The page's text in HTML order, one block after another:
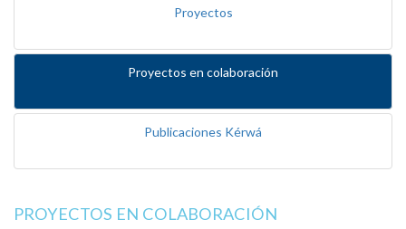
Proyectos
Proyectos en colaboración
Publicaciones Kérwá
PROYECTOS EN COLABORACIÓN